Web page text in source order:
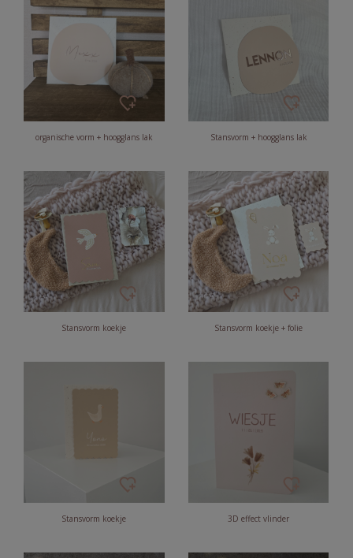
organische vorm + hoogglans lak Stansvorm + hoogglans lak
Stansvorm koekje Stansvorm koekje + folie
Stansvorm koekje 3D effect vlinder